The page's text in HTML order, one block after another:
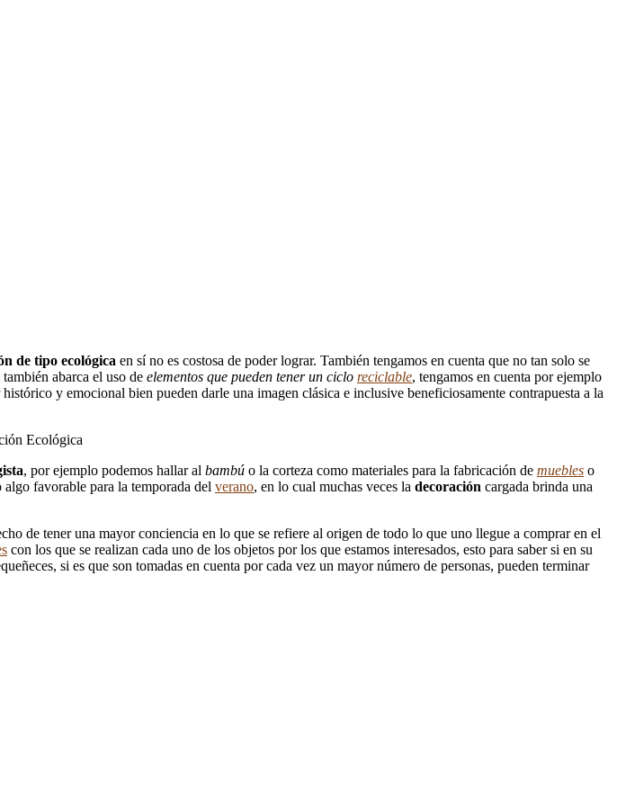
de tipo ecológica en sí no es costosa de poder lograr. También tengamos en cuenta que no tan solo se
abarca el uso de elementos que pueden tener un ciclo reciclable, tengamos en cuenta por ejemplo
y emocional bien pueden darle una imagen clásica e inclusive beneficiosamente contrapuesta a la
, por ejemplo podemos hallar al bambú o la corteza como materiales para la fabricación de muebles o
favorable para la temporada del verano, en lo cual muchas veces la decoración cargada brinda una
de tener una mayor conciencia en lo que se refiere al origen de todo lo que uno llegue a comprar en el
con los que se realizan cada uno de los objetos por los que estamos interesados, esto para saber si en su
si es que son tomadas en cuenta por cada vez un mayor número de personas, pueden terminar